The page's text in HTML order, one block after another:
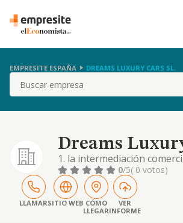
EMPRESITE ESPAÑA DREAMS LUXURY CARS SL.
Buscar
Dreams
1. la intermediación
explotación de cualquier
bajo la figura de la
explotación o cesión a
licencias, franquicias o
relacionados con las
0/5( 0 votos)
LLAMARSITIO WEB CÓMO
LLEGAR
VER
INFORME